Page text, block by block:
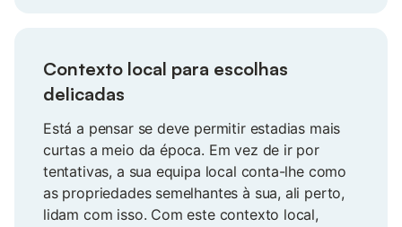
Contexto local para escolhas
delicadas
Está a pensar se deve permitir estadias mais
curtas a meio da época. Em vez de ir por
tentativas, a sua equipa local conta-lhe como
as propriedades semelhantes à sua, ali perto,
lidam com isso. Com este contexto local,